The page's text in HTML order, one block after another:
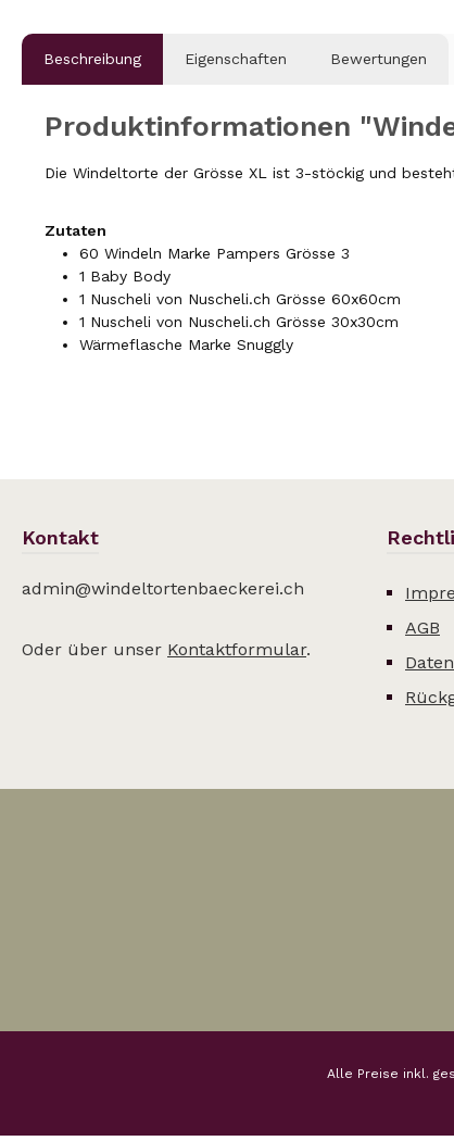
Beschreibung Eigenschaften Bewertungen
Produktinformationen
Die Windeltorte der Grösse XL ist 3-stöckig und
Zutaten
60 Windeln Marke Pampers Grösse 3
1 Baby Body
1 Nuscheli von Nuscheli.ch Grösse 60x60cm
1 Nuscheli von Nuscheli.ch Grösse 30x30cm
Wärmeflasche Marke Snuggly
Kontakt
admin@windeltortenbaeckerei.ch
Oder über unser Kontaktformular.
AGB
Alle Preise inkl.